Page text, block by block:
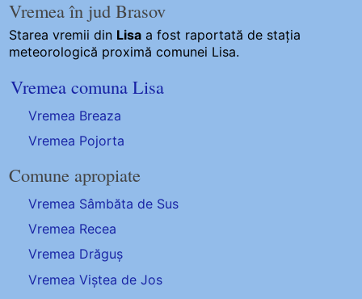
Vremea în jud Brasov
Starea vremii din Lisa a fost raportată de stația
meteorologică proximă comunei Lisa.
Vremea comuna Lisa
Vremea Breaza
Vremea Pojorta
Comune apropiate
Vremea Sâmbăta de Sus
Vremea Recea
Vremea Drăguș
Vremea Viștea de Jos